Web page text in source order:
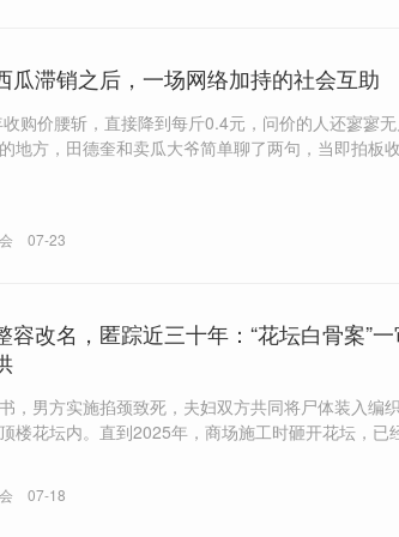
瓜滞销之后，一场网络加持的社会互助
购价腰斩，直接降到每斤0.4元，问价的人还寥寥无几
地方，田德奎和卖瓜大爷简单聊了两句，当即拍板
07-23
容改名，匿踪近三十年：“花坛白骨案”
，男方实施掐颈致死，夫妇双方共同将尸体装入编
楼花坛内。直到2025年，商场施工时砸开花坛，已
题上，将责任推卸给前夫。
07-18